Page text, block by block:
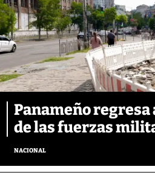
Panameño
de las fuerzas
NACIONAL